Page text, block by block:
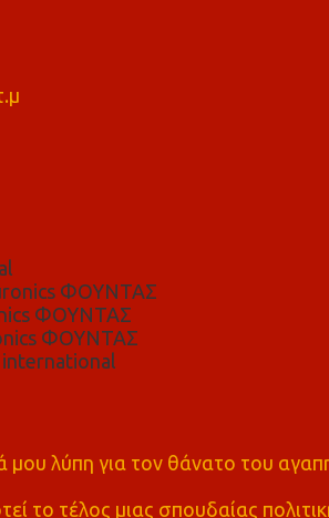
ΦΟΥΝΤΑΣ
ΦΟΥΝΤΑΣ
ΦΟΥΝΤΑΣ
international
μου λύπη για τον θάνατο του
το τέλος μιας σπουδαίας